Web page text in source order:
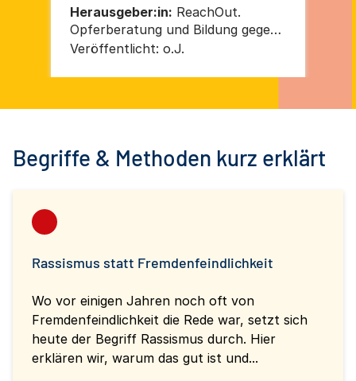
Herausgeber:in: ReachOut.
Opferberatung und Bildung gegen
Rechtsextremismus, Rassismus
Grenzenlos / TheaterX
Veröffentlicht: o.J.
Begriffe & Methoden kurz erklärt
Rassismus statt Fremdenfeindlichkeit
Wo vor einigen Jahren noch oft von
Fremdenfeindlichkeit die Rede war, setzt sich
heute der Begriff Rassismus durch. Hier
erklären wir, warum das gut ist und...